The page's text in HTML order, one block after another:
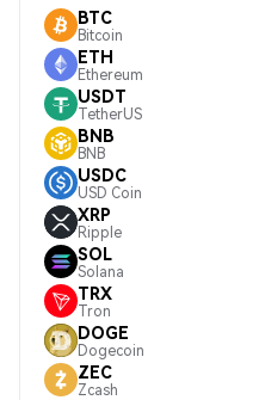
BTC
Bitcoin
ETH
Ethereum
USDT
TetherUS
BNB
BNB
USDC
USD Coin
XRP
Ripple
SOL
Solana
TRX
Tron
DOGE
Dogecoin
ZEC
Zcash